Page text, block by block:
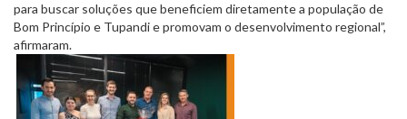
para buscar soluções que beneficiem diretamente a população de
Bom Princípio e Tupandi e promovam o desenvolvimento regional”,
afirmaram.